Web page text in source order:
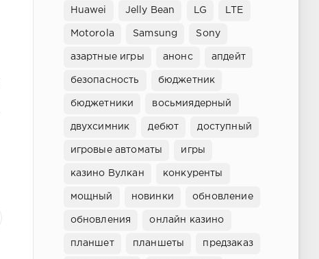
Huawei Jelly Bean LG LTE
Motorola Samsung Sony
азартные игры анонс апдейт
безопасность бюджетник
бюджетники восьмиядерный
двухсимник дебют доступный
игровые автоматы игры
казино Вулкан конкуренты
мощный новинки обновление
обновления онлайн казино
планшет планшеты предзаказ